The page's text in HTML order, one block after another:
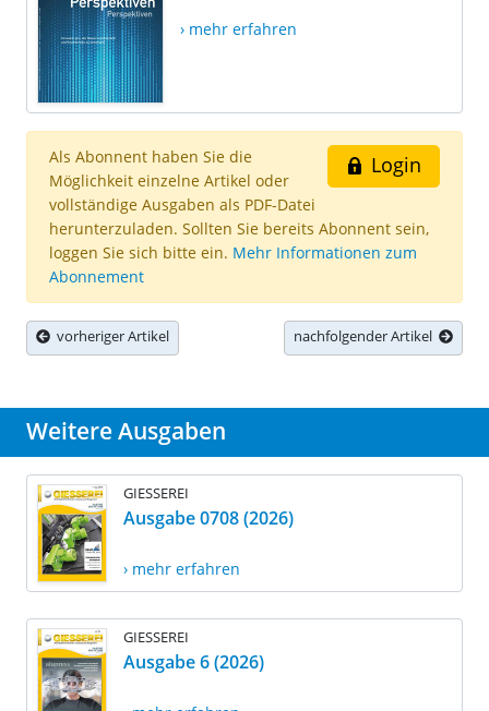
› mehr erfahren
Login
Als Abonnent haben Sie die
Möglichkeit einzelne Artikel oder
vollständige Ausgaben als PDF-Datei
herunterzuladen. Sollten Sie bereits Abonnent sein,
loggen Sie sich bitte ein. Mehr Informationen zum
Abonnement
vorheriger Artikel nachfolgender Artikel
Weitere Ausgaben
GIESSEREI
Ausgabe 0708 (2026)
› mehr erfahren
GIESSEREI
Ausgabe 6 (2026)